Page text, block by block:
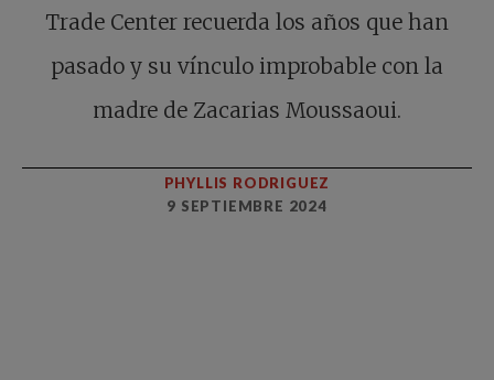
Trade Center recuerda los años que han
pasado y su vínculo improbable con la
madre de Zacarias Moussaoui.
PHYLLIS RODRIGUEZ
9 SEPTIEMBRE 2024